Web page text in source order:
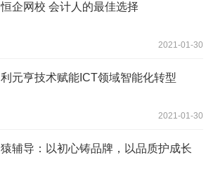
恒企网校 会计人的最佳选择
2021-01-30
利元亨技术赋能ICT领域智能化转型
2021-01-30
猿辅导：以初心铸品牌，以品质护成长